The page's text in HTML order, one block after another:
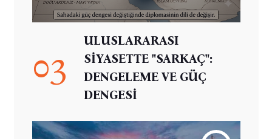
03
ULUSLARARASI
SİYASETTE "SARKAÇ":
DENGELEME VE GÜÇ
DENGESİ